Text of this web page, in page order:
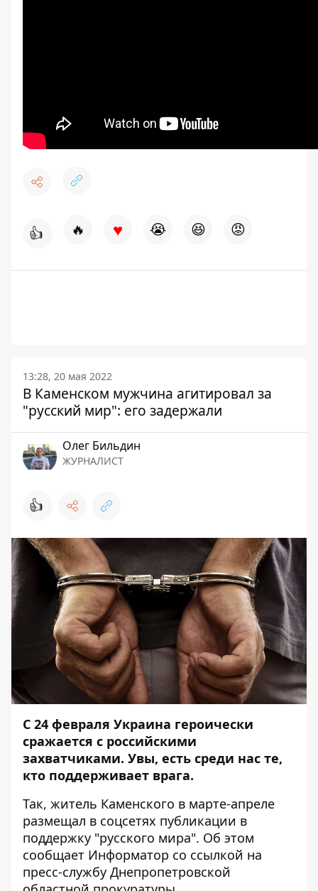
👍 🔥 ♥ 😭 😆 😡
13:28, 20 мая 2022
В Каменском мужчина агитировал за
"русский мир": его задержали
Олег Бильдин
ЖУРНАЛИСТ
👍
С 24 февраля Украина героически
сражается с российскими
захватчиками. Увы, есть среди нас те,
кто поддерживает врага.
Так, житель Каменского в марте-апреле
размещал в соцсетях публикации в
поддержку "русского мира". Об этом
сообщает Информатор со ссылкой на
пресс-службу Днепропетровской